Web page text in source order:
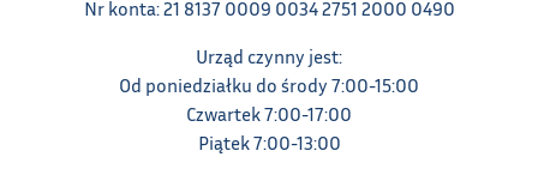
Nr konta: 21 8137 0009 0034 2751 2000 0490
Urząd czynny jest:
Od poniedziałku do środy 7:00-15:00
Czwartek 7:00-17:00
Piątek 7:00-13:00